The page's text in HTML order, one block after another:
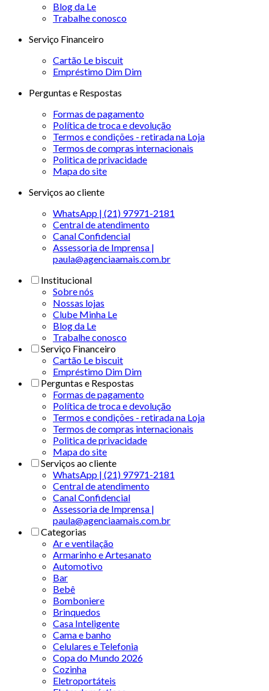
Blog da Le
Trabalhe conosco
Serviço Financeiro
Cartão Le biscuit
Empréstimo Dim Dim
Perguntas e Respostas
Formas de pagamento
Política de troca e devolução
Termos e condições - retirada na Loja
Termos de compras internacionais
Politica de privacidade
Mapa do site
Serviços ao cliente
WhatsApp | (21) 97971-2181
Central de atendimento
Canal Confidencial
Assessoria de Imprensa |
paula@agenciaamais.com.br
Institucional
Sobre nós
Nossas lojas
Clube Minha Le
Blog da Le
Trabalhe conosco
Serviço Financeiro
Cartão Le biscuit
Empréstimo Dim Dim
Perguntas e Respostas
Formas de pagamento
Política de troca e devolução
Termos e condições - retirada na Loja
Termos de compras internacionais
Politica de privacidade
Mapa do site
Serviços ao cliente
WhatsApp | (21) 97971-2181
Central de atendimento
Canal Confidencial
Assessoria de Imprensa |
paula@agenciaamais.com.br
Categorias
Ar e ventilação
Armarinho e Artesanato
Automotivo
Bar
Bebê
Bomboniere
Brinquedos
Casa Inteligente
Cama e banho
Celulares e Telefonia
Copa do Mundo 2026
Cozinha
Eletroportáteis